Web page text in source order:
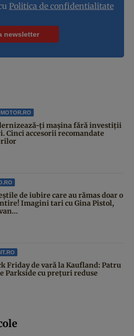
Politica de confidentialitate
ți mașina fără investiții
Cinci accesorii recomandate
de iubire care au rămas doar o
Imagini tari cu Gina Pistol,
Friday de vară la Kaufland: Patru
Parkside cu prețuri reduse